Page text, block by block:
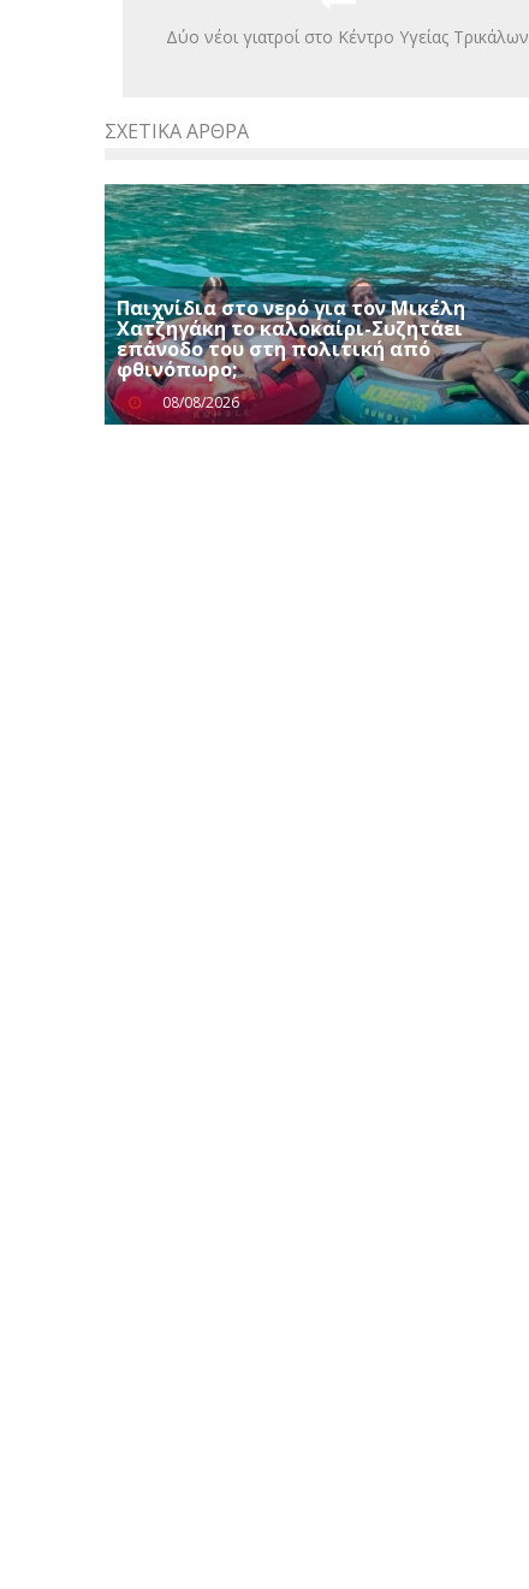
Δύο νέοι γιατροί στο Κέντρο Υγείας Τρικάλων
ΣΧΕΤΙΚΆ ΆΡΘΡΑ
Παιχνίδια στο νερό για τον Μικέλη
Χατζηγάκη το καλοκαίρι-Συζητάει
επάνοδο του στη πολιτική από
φθινόπωρο;
08/08/2026